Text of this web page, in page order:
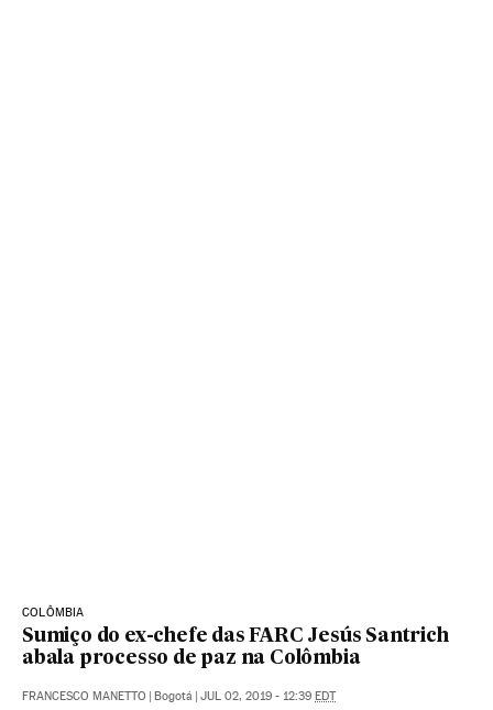
COLÔMBIA
Sumiço do ex-chefe das FARC Jesús Santrich
abala processo de paz na Colômbia
FRANCESCO MANETTO Bogotá JUL 02, 2019 - 12:39 EDT